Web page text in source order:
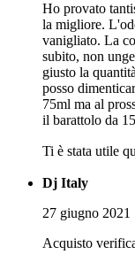
Ho provato
la migliore.
vanigliato. La
subito, non
giusto la
posso
75ml ma al
il barattolo da
Ti è stata utile
Dj Italy
27 giugno 2021
Acquisto